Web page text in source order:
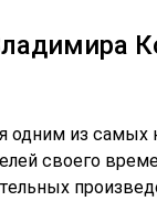
одним из
своего